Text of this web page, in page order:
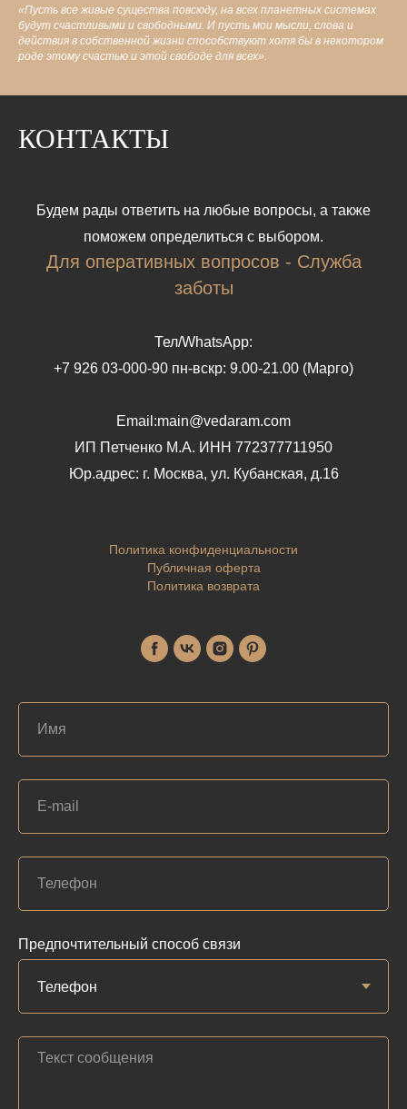
«Пусть все живые существа повсюду, на всех планетных системах
будут счастливыми и свободными. И пусть мои мысли, слова и
действия в собственной жизни способствуют хотя бы в некотором
роде этому счастью и этой свободе для всех».
КОНТАКТЫ
Будем рады ответить на любые вопросы, а также
поможем определиться с выбором.
Для оперативных вопросов - Служба
заботы
Тел/WhatsApp:
+7 926 03-000-90 пн-вскр: 9.00-21.00 (Марго)
Email:main@vedaram.com
ИП Петченко М.А. ИНН 772377711950
Юр.адрес: г. Москва, ул. Кубанская, д.16
Политика конфиденциальности
Публичная оферта
Политика возврата
Предпочтительный способ связи